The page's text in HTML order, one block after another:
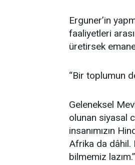
Erguner’in
faaliyetleri
üretirsek
“Bir toplumun
Geleneksel
olunan siyasal
insanımızın
Afrika da dâhil.
bilmemiz